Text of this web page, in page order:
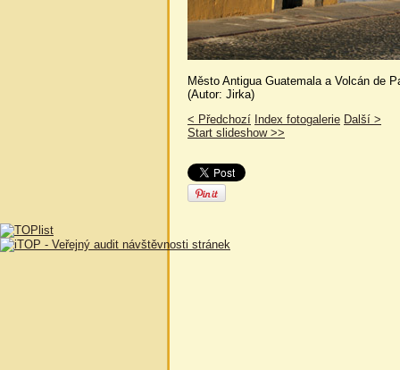
Město Antigua Guatemala a Volcán de
(Autor: Jirka)
< Předchozí Index fotogalerie Další >
Start slideshow >>